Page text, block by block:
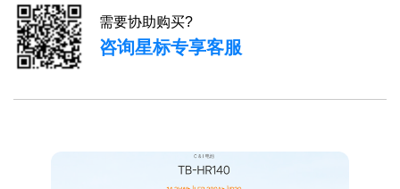
需要协助购买?
咨询星标专享客服